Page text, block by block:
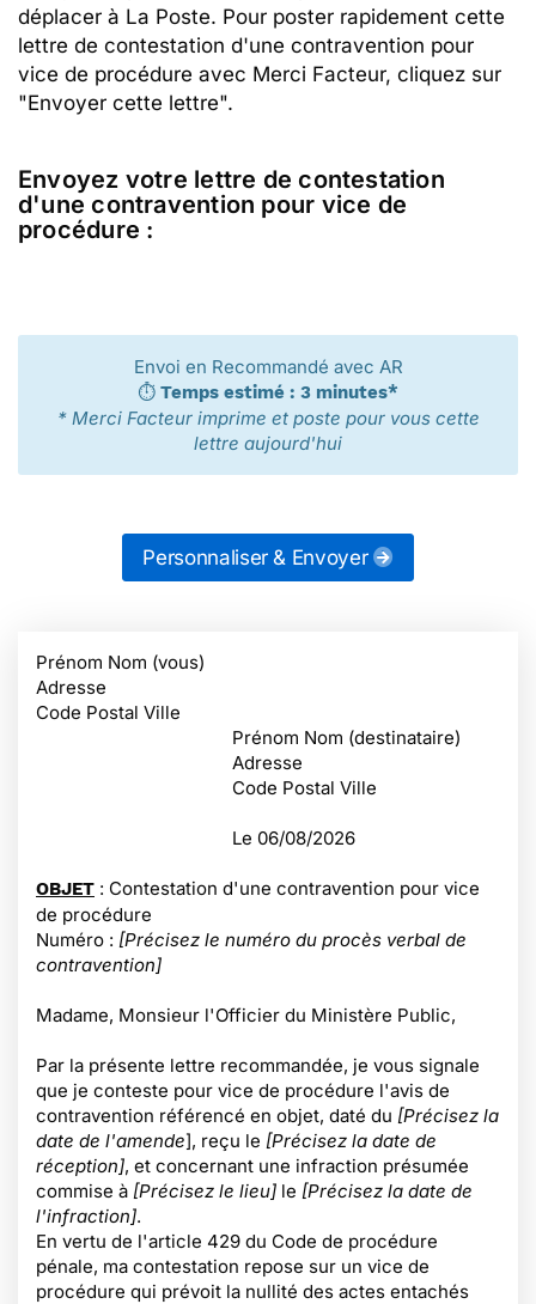
déplacer à La Poste. Pour poster rapidement cette
lettre de contestation d'une contravention pour
vice de procédure avec Merci Facteur, cliquez sur
"Envoyer cette lettre".
Envoyez votre lettre de contestation
d'une contravention pour vice de
procédure :
Envoi en Recommandé avec AR
⏱️ Temps estimé : 3 minutes*
* Merci Facteur imprime et poste pour vous cette
lettre aujourd'hui
Personnaliser & Envoyer
Prénom Nom (vous)
Adresse
Code Postal Ville
Prénom Nom (destinataire)
Adresse
Code Postal Ville
Le 06/08/2026
OBJET : Contestation d'une contravention pour vice
de procédure
Numéro : [Précisez le numéro du procès verbal de
contravention]
Madame, Monsieur l'Officier du Ministère Public,
Par la présente lettre recommandée, je vous signale
que je conteste pour vice de procédure l'avis de
contravention référencé en objet, daté du [Précisez la
date de l'amende], reçu le [Précisez la date de
réception], et concernant une infraction présumée
commise à [Précisez le lieu] le [Précisez la date de
l'infraction].
En vertu de l'article 429 du Code de procédure
pénale, ma contestation repose sur un vice de
procédure qui prévoit la nullité des actes entachés